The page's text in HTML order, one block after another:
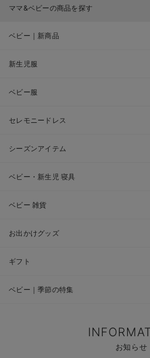
ママ&ベビーの商品を探す
ベビー｜新商品
新生児服
ベビー服
セレモニードレス
シーズンアイテム
ベビー・新生児 寝具
ベビー 雑貨
お出かけグッズ
ギフト
ベビー｜季節の特集
お知らせ